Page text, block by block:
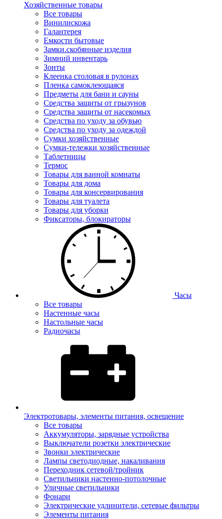
Хозяйственные товары
Все товары
Винилискожа
Галантерея
Емкости бытовые
Замки.скобянные изделия
Зимний инвентарь
Зонты
Клеенка столовая в рулонах
Пленка самоклеющаяся
Предметы для бани и сауны
Средства защиты от грызунов
Средства защиты от насекомых
Средства по уходу за обувью
Средства по уходу за одеждой
Сумки хозяйственные
Сумки-тележки хозяйственные
Таблетницы
Термос
Товары для ванной комнаты
Товары для дома
Товары для консервирования
Товары для туалета
Товары для уборки
Фиксаторы, блокираторы
Часы
Все товары
Настенные часы
Настольные часы
Радиочасы
Электротовары, элементы питания, освещение
Все товары
Аккумуляторы, зарядные устройства
Выключатели розетки электрические
Звонки электрические
Лампы светодиодные, накаливания
Переходник сетевой/тройник
Светильники настенно-потолочные
Уличные светильники
Фонари
Электрические удлинители, сетевые фильтры
Элементы питания